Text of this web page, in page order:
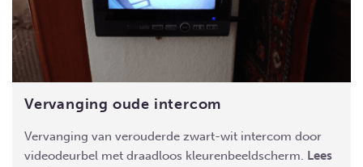
Vervanging oude intercom
Vervanging van verouderde zwart-wit intercom door
videodeurbel met draadloos kleurenbeeldscherm. Lees